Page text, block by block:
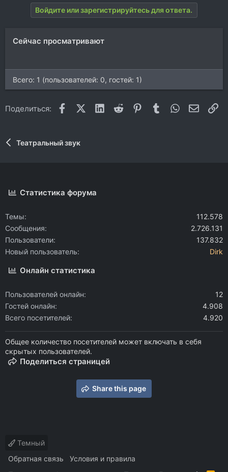
Войдите или зарегистрируйтесь для ответа.
Сейчас просматривают
Всего: 1 (пользователей: 0, гостей: 1)
Поделиться: FacebookX (Twitter)
LinkedIn
Reddit Pinterest
Tumblr WhatsApp
Театральный звук
Статистика форума
Темы
112.578
Сообщения
2.726.131
Пользователи
137.832
Новый пользователь
Dirk
Онлайн статистика
Пользователей онлайн
12
Гостей онлайн
4.908
Всего посетителей
4.920
Общее количество посетителей может включать в себя
скрытых пользователей.
Поделиться страницей
Share this page
Темный
Обратная связь
Условия и правила